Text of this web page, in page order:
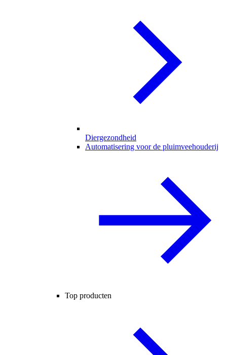
Diergezondheid
Automatisering voor de pluimveehouderij
Top producten